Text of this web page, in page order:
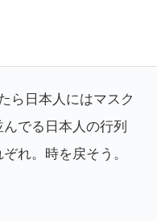
ら日本人にはマスク
でる日本人の行列
れ。時を戻そう。